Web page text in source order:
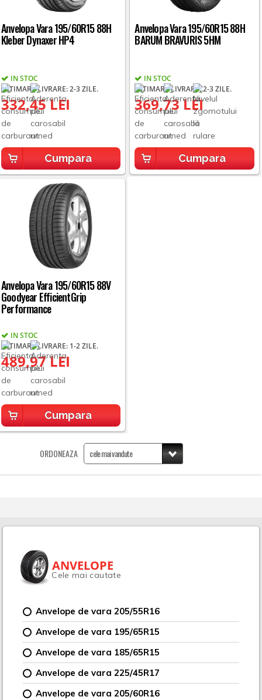
Anvelopa Vara 195/60R15 88H
Kleber Dynaxer HP4
IN STOC
ESTIMARE LIVRARE: 2-3 ZILE.
332,45 LEI
Cumpara
Anvelopa Vara 195/60R15 88H
BARUM BRAVURIS 5HM
IN STOC
ESTIMARE LIVRARE: 2-3 ZILE.
369,73 LEI
Cumpara
Anvelopa Vara 195/60R15 88V
Goodyear EfficientGrip
Performance
IN STOC
ESTIMARE LIVRARE: 1-2 ZILE.
489,97 LEI
Cumpara
ORDONEAZA
ANVELOPE
Cele mai cautate
Anvelope de vara 205/55R16
Anvelope de vara 195/65R15
Anvelope de vara 185/65R15
Anvelope de vara 225/45R17
Anvelope de vara 205/60R16